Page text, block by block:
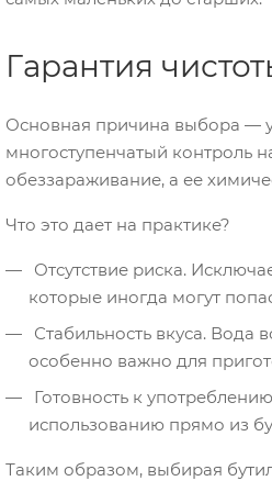
Гарантия
Основная причина выбора —
многоступенчатый контроль
обеззараживание, а ее
Что это дает на практике?
Отсутствие риска.
которые иногда могут
Стабильность вкуса. Вода
особенно важно для
Готовность к
использованию прямо из
Таким образом, выбирая